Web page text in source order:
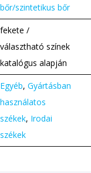
bőr/szintetikus bőr
fekete /
választható színek
katalógus alapján
Egyéb, Gyártásban
használatos
székek, Irodai
székek